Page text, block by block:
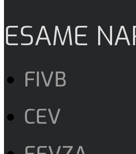
ESAME
FIVB
CEV